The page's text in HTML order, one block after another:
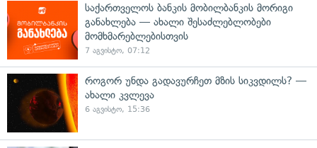
საქართველოს ბანკის მობილბანკის მორიგი
განახლება — ახალი შესაძლებლობები
მომხმარებლებისთვის
7 აგვისტო, 07:12
როგორ უნდა გადავურჩეთ მზის სიკვდილს? —
ახალი კვლევა
6 აგვისტო, 15:36